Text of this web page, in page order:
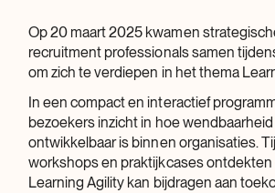
Op 20 maart 2025 kwamen
recruitment professionals samen
om zich te verdiepen in het thema
In een compact en interactief
bezoekers inzicht in hoe
ontwikkelbaar is binnen organisaties.
workshops en praktijkcases
Learning Agility kan bijdragen aan